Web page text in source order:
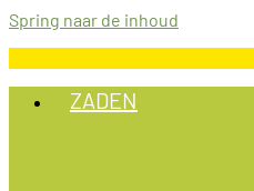
Spring naar de inhoud
ZADEN